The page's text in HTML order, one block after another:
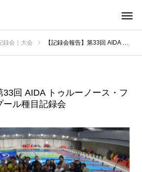
録会｜大会 【記録会報告】第33回 AIDA トゥルーノース・フリーダイビングプール種目記録会
33回 AIDA トゥルーノース・フ
ール種目記録会